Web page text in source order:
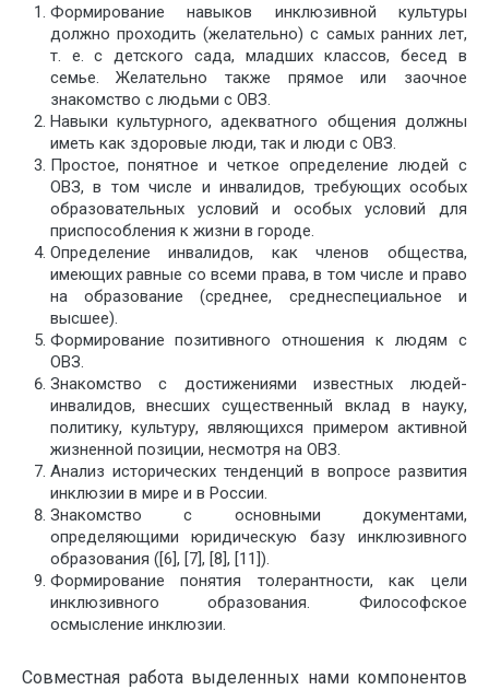
Формирование навыков инклюзивной культуры
должно проходить (желательно) с самых ранних лет,
т. е. с детского сада, младших классов, бесед в
семье. Желательно также прямое или заочное
знакомство с людьми с ОВЗ.
Навыки культурного, адекватного общения должны
иметь как здоровые люди, так и люди с ОВЗ.
Простое, понятное и четкое определение людей с
ОВЗ, в том числе и инвалидов, требующих особых
образовательных условий и особых условий для
приспособления к жизни в городе.
Определение инвалидов, как членов общества,
имеющих равные со всеми права, в том числе и право
на образование (среднее, среднеспециальное и
высшее).
Формирование позитивного отношения к людям с
ОВЗ.
Знакомство с достижениями известных людей-
инвалидов, внесших существенный вклад в науку,
политику, культуру, являющихся примером активной
жизненной позиции, несмотря на ОВЗ.
Анализ исторических тенденций в вопросе развития
инклюзии в мире и в России.
Знакомство с основными документами,
определяющими юридическую базу инклюзивного
образования ([6], [7], [8], [11]).
Формирование понятия толерантности, как цели
инклюзивного образования. Философское
осмысление инклюзии.
Совместная работа выделенных нами компонентов